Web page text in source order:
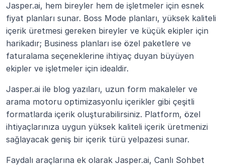
Jasper.ai, hem bireyler hem de işletmeler için esnek
fiyat planları sunar. Boss Mode planları, yüksek kaliteli
içerik üretmesi gereken bireyler ve küçük ekipler için
harikadır; Business planları ise özel paketlere ve
faturalama seçeneklerine ihtiyaç duyan büyüyen
ekipler ve işletmeler için idealdir.
Jasper.ai ile blog yazıları, uzun form makaleler ve
arama motoru optimizasyonlu içerikler gibi çeşitli
formatlarda içerik oluşturabilirsiniz. Platform, özel
ihtiyaçlarınıza uygun yüksek kaliteli içerik üretmenizi
sağlayacak geniş bir içerik türü yelpazesi sunar.
Faydalı araçlarına ek olarak Jasper.ai, Canlı Sohbet